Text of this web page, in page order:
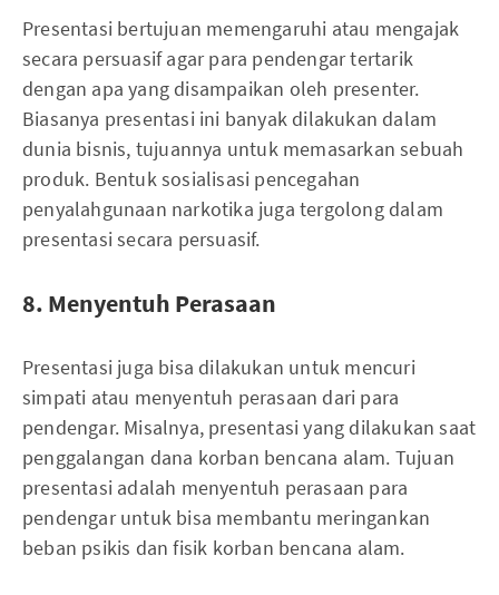
Presentasi bertujuan memengaruhi atau mengajak
secara persuasif agar para pendengar tertarik
dengan apa yang disampaikan oleh presenter.
Biasanya presentasi ini banyak dilakukan dalam
dunia bisnis, tujuannya untuk memasarkan sebuah
produk. Bentuk sosialisasi pencegahan
penyalahgunaan narkotika juga tergolong dalam
presentasi secara persuasif.
8. Menyentuh Perasaan
Presentasi juga bisa dilakukan untuk mencuri
simpati atau menyentuh perasaan dari para
pendengar. Misalnya, presentasi yang dilakukan saat
penggalangan dana korban bencana alam. Tujuan
presentasi adalah menyentuh perasaan para
pendengar untuk bisa membantu meringankan
beban psikis dan fisik korban bencana alam.